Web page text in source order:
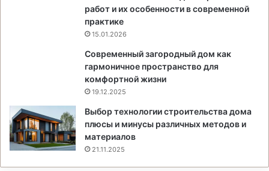
работ и их особенности в современной
практике
15.01.2026
Современный загородный дом как
гармоничное пространство для
комфортной жизни
19.12.2025
Выбор технологии строительства дома
плюсы и минусы различных методов и
материалов
21.11.2025